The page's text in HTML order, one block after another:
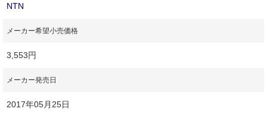
NTN
メーカー希望小売価格
3,553円
メーカー発売日
2017年05月25日